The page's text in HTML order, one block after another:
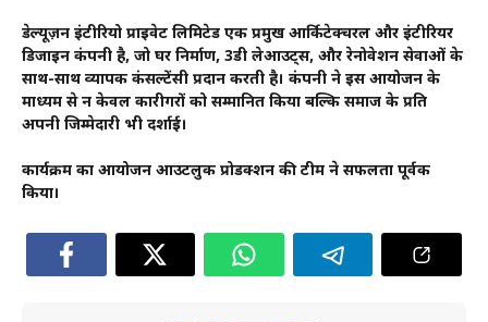
डेल्यूज़न इंटीरियो प्राइवेट लिमिटेड एक प्रमुख आर्किटेक्चरल और इंटीरियर
डिजाइन कंपनी है, जो घर निर्माण, 3डी लेआउट्स, और रेनोवेशन सेवाओं के
साथ-साथ व्यापक कंसल्टेंसी प्रदान करती है। कंपनी ने इस आयोजन के
माध्यम से न केवल कारीगरों को सम्मानित किया बल्कि समाज के प्रति
अपनी जिम्मेदारी भी दर्शाई।
कार्यक्रम का आयोजन आउटलुक प्रोडक्शन की टीम ने सफलता पूर्वक
किया।